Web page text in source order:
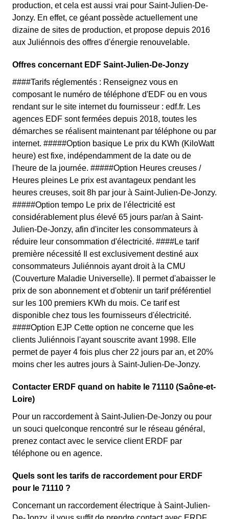
production, et cela est aussi vrai pour Saint-Julien-De-
Jonzy. En effet, ce géant possède actuellement une
dizaine de sites de production, et propose depuis 2016
aux Juliénnois des offres d'énergie renouvelable.
Offres concernant EDF Saint-Julien-De-Jonzy
####Tarifs réglementés : Renseignez vous en
composant le numéro de téléphone d'EDF ou en vous
rendant sur le site internet du fournisseur : edf.fr. Les
agences EDF sont fermées depuis 2018, toutes les
démarches se réalisent maintenant par téléphone ou par
internet. #####Option basique Le prix du KWh (KiloWatt
heure) est fixe, indépendamment de la date ou de
l'heure de la journée. #####Option Heures creuses /
Heures pleines Le prix est avantageux pendant les
heures creuses, soit 8h par jour à Saint-Julien-De-Jonzy.
#####Option tempo Le prix de l'électricité est
considérablement plus élevé 65 jours par/an à Saint-
Julien-De-Jonzy, afin d'inciter les consommateurs à
réduire leur consommation d'électricité. ####Le tarif
première nécessité Il est exclusivement destiné aux
consommateurs Juliénnois ayant droit à la CMU
(Couverture Maladie Universelle). Il permet d'abaisser le
prix de son abonnement et d'obtenir un tarif préférentiel
sur les 100 premiers KWh du mois. Ce tarif est
disponible chez tous les fournisseurs d'électricité.
####Option EJP Cette option ne concerne que les
clients Juliénnois l'ayant souscrite avant 1998. Elle
permet de payer 4 fois plus cher 22 jours par an, et 20%
moins cher les autres jours à Saint-Julien-De-Jonzy.
Contacter ERDF quand on habite le 71110 (Saône-et-
Loire)
Pour un raccordement à Saint-Julien-De-Jonzy ou pour
un souci quelconque rencontré sur le réseau général,
prenez contact avec le service client ERDF par
téléphone ou en agence.
Quels sont les tarifs de raccordement pour ERDF
pour le 71110 ?
Concernant un raccordement électrique à Saint-Julien-